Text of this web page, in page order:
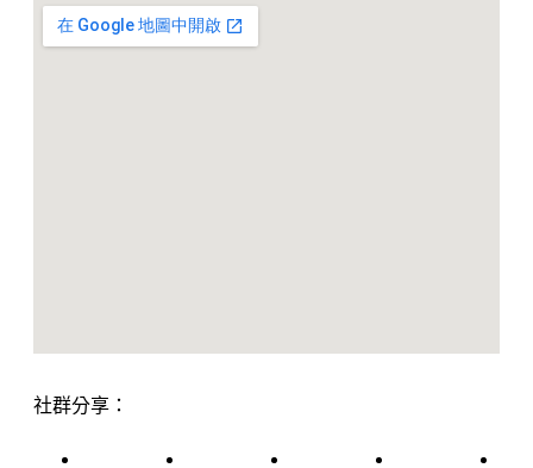
社群分享：